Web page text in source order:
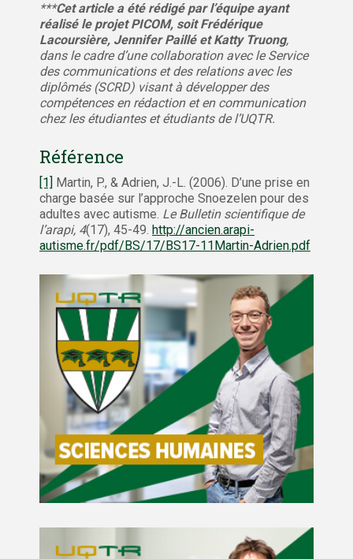
***Cet article a été rédigé par l’équipe ayant
réalisé le projet PICOM, soit Frédérique
Lacoursière, Jennifer Paillé et Katty Truong,
dans le cadre d’une collaboration avec le Service
des communications et des relations avec les
diplômés (SCRD) visant à développer des
compétences en rédaction et en communication
chez les étudiantes et étudiants de l’UQTR.
Référence
[1]
Martin, P., & Adrien, J.-L. (2006). D’une prise en
charge basée sur l’approche Snoezelen pour des
adultes avec autisme. Le Bulletin scientifique de
l’arapi, 4(17), 45-49. http://ancien.arapi-
autisme.fr/pdf/BS/17/BS17-11Martin-Adrien.pdf